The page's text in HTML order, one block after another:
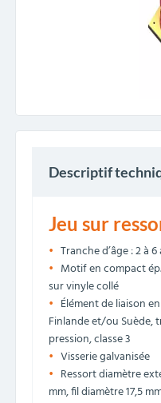
Descriptif
Jeu sur
Tranche d’âge : 2 à 6
Motif en compact
sur vinyle collé
Élément de liaison
Finlande et/ou Suède,
pression, classe 3
Visserie galvanisée
Ressort diamètre
mm, fil diamètre 17,5